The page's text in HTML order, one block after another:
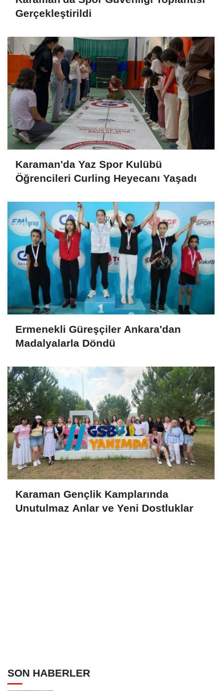
Gerçekleştirildi
Karaman'da Yaz Spor Kulübü
Öğrencileri Curling Heyecanı Yaşadı
Ermenekli Güreşçiler Ankara'dan
Madalyalarla Döndü
Karaman Gençlik Kamplarında
Unutulmaz Anlar ve Yeni Dostluklar
SON HABERLER